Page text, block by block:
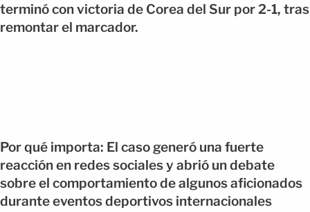
terminó con victoria de Corea del Sur por 2-1, tras
remontar el marcador.
Por qué importa: El caso generó una fuerte
reacción en redes sociales y abrió un debate
sobre el comportamiento de algunos aficionados
durante eventos deportivos internacionales